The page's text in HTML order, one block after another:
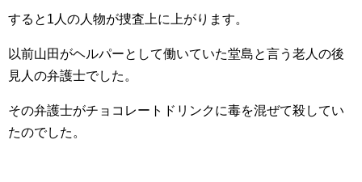
すると1人の人物が捜査上に上がります。
以前山田がヘルパーとして働いていた堂島と言う老人の後
見人の弁護士でした。
その弁護士がチョコレートドリンクに毒を混ぜて殺してい
たのでした。